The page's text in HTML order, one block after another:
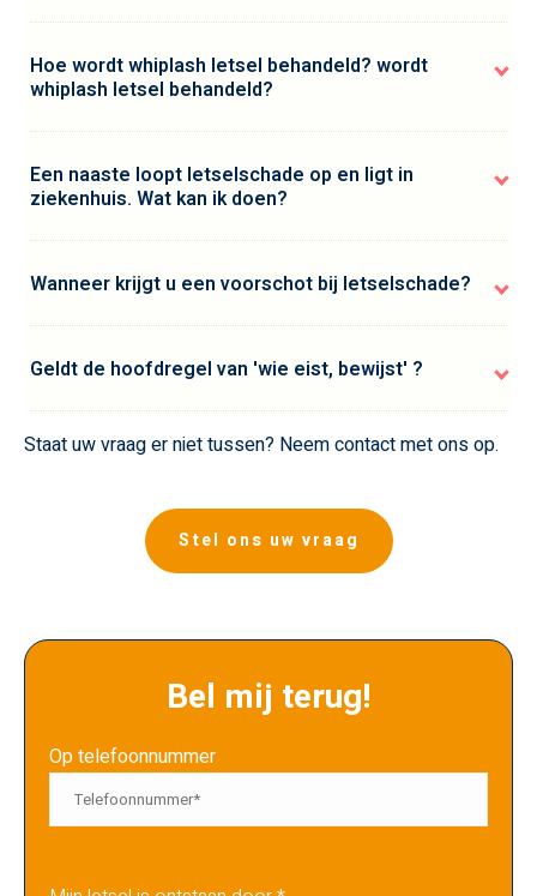
Hoe wordt whiplash letsel behandeld? wordt
whiplash letsel behandeld?
Een naaste loopt letselschade op en ligt in
ziekenhuis. Wat kan ik doen?
Wanneer krijgt u een voorschot bij letselschade?
Geldt de hoofdregel van 'wie eist, bewijst' ?
Staat uw vraag er niet tussen? Neem contact met ons op.
Stel ons uw vraag
Bel mij terug!
Op telefoonnummer